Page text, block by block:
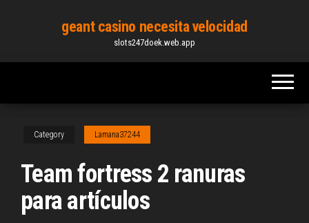
content
geant casino necesita velocidad
slots247doek.web.app
Category Lamana37244
Team fortress 2 ranuras
para artículos